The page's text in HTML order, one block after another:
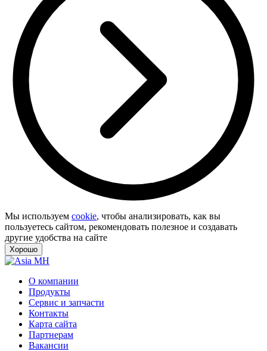
Мы используем cookie, чтобы анализировать, как вы
пользуетесь сайтом, рекомендовать полезное и создавать
другие удобства на сайте
Хорошо
О компании
Продукты
Сервис и запчасти
Контакты
Карта сайта
Партнерам
Вакансии